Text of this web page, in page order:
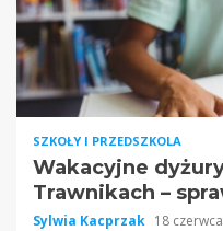
SZKOŁY I PRZEDSZKOLA
Wakacyjne
Trawnikach –
Sylwia Kacprzak 18